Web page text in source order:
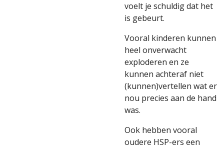
voelt je schuldig dat het
is gebeurt.
Vooral kinderen kunnen
heel onverwacht
exploderen en ze
kunnen achteraf niet
(kunnen)vertellen wat er
nou precies aan de hand
was.
Ook hebben vooral
oudere HSP-ers een